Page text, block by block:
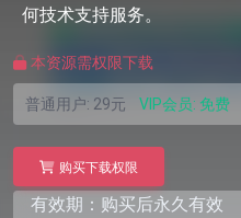
何技术支持服务。
本资源需权限下载
普通用户: 29元 VIP会员: 免费
购买下载权限
有效期：购买后永久有效